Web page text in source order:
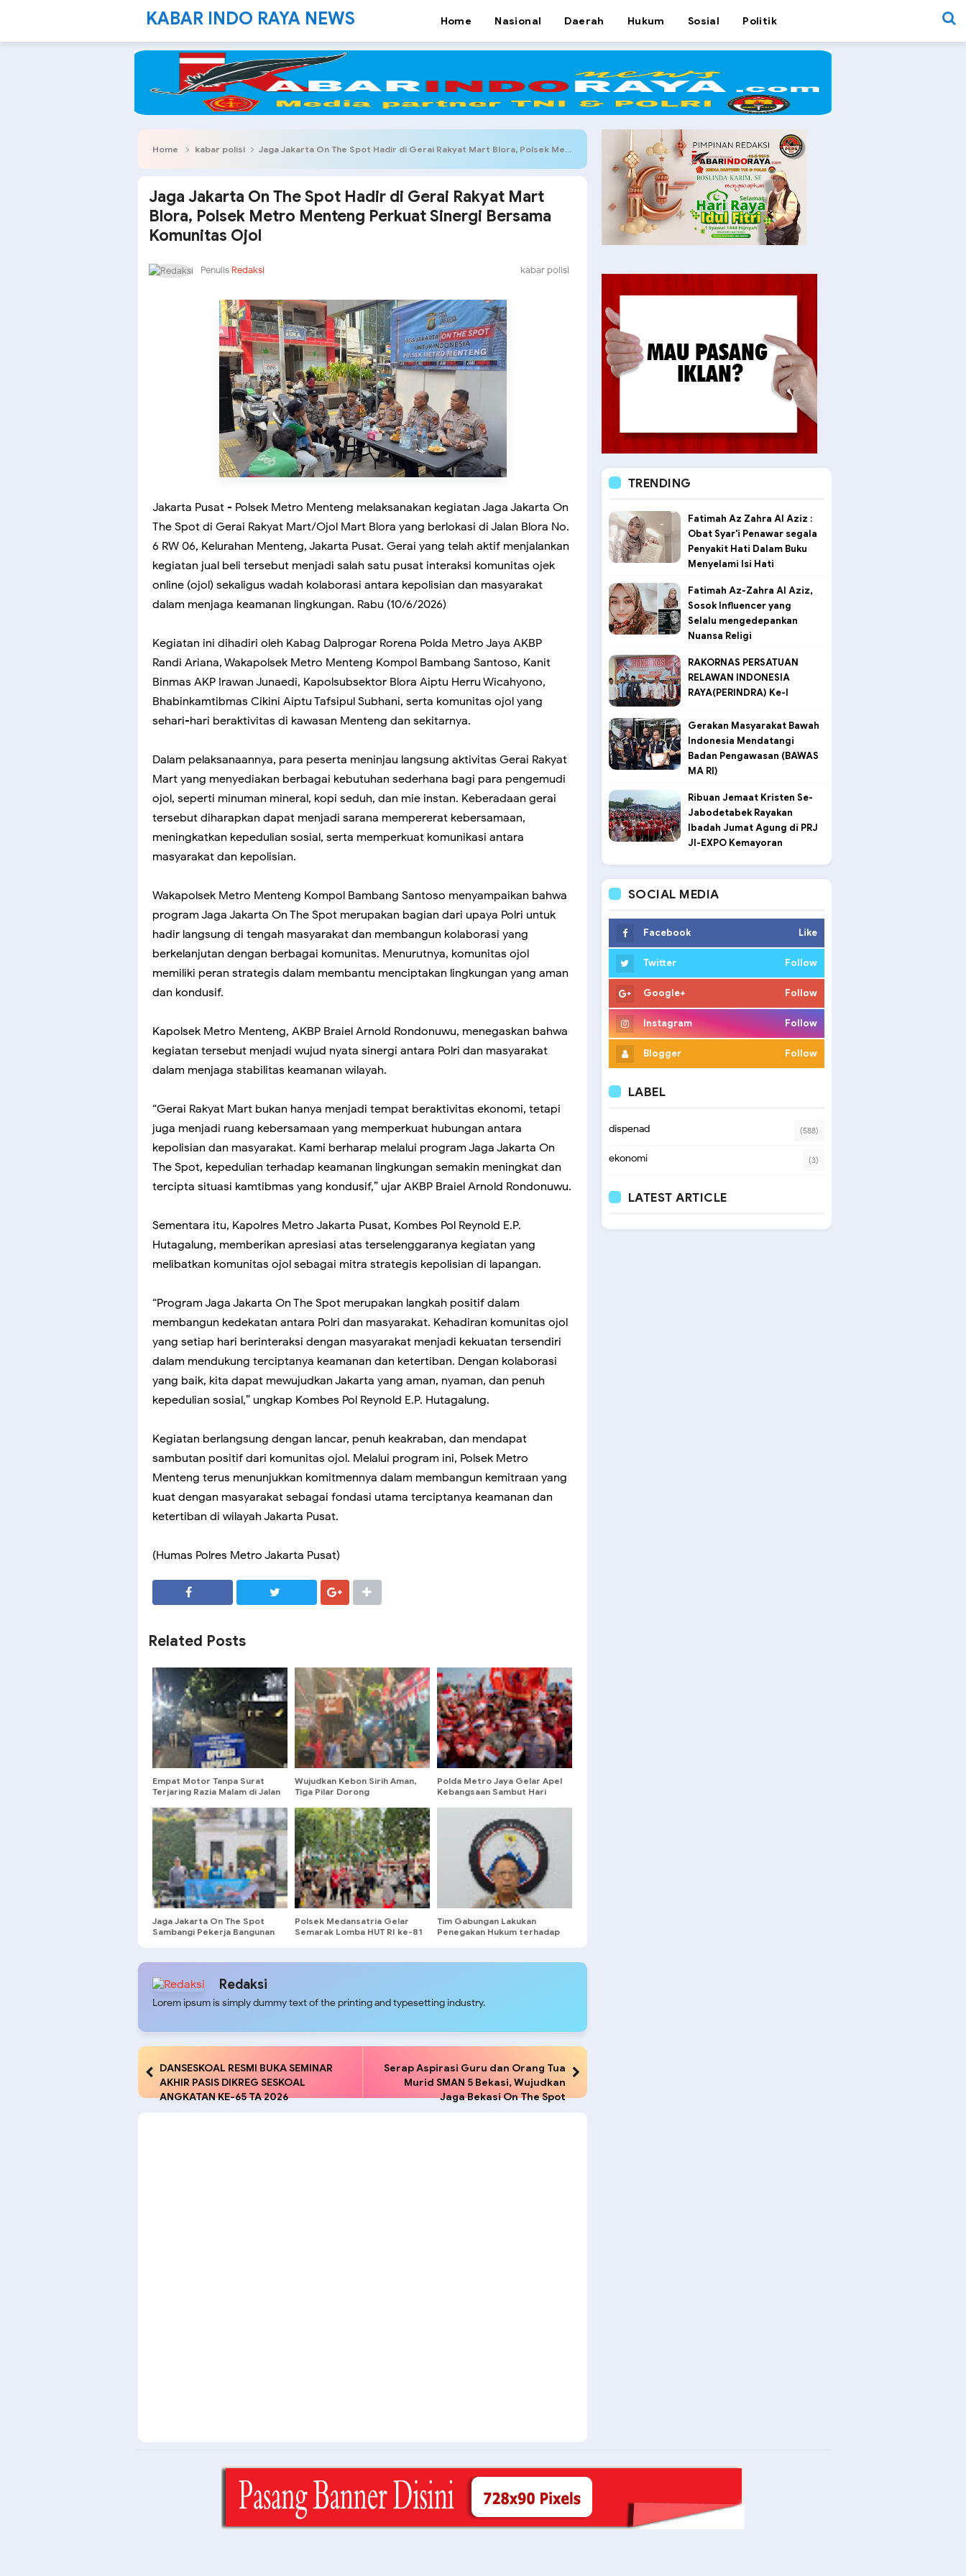
KABAR INDO RAYA NEWS Home Nasional Daerah Hukum Sosial Politik
Home kabar polisi Jaga Jakarta On The Spot Hadir di Gerai Rakyat Mart Blora, Polsek Metro Menteng Perkuat Sinergi Bersama Komunitas Ojol
Jaga Jakarta On The Spot Hadir di Gerai Rakyat Mart
Blora, Polsek Metro Menteng Perkuat Sinergi Bersama
Komunitas Ojol
Penulis Redaksi kabar polisi
Jakarta Pusat - Polsek Metro Menteng melaksanakan kegiatan Jaga Jakarta On
The Spot di Gerai Rakyat Mart/Ojol Mart Blora yang berlokasi di Jalan Blora No.
6 RW 06, Kelurahan Menteng, Jakarta Pusat. Gerai yang telah aktif menjalankan
kegiatan jual beli tersebut menjadi salah satu pusat interaksi komunitas ojek
online (ojol) sekaligus wadah kolaborasi antara kepolisian dan masyarakat
dalam menjaga keamanan lingkungan. Rabu (10/6/2026)
Kegiatan ini dihadiri oleh Kabag Dalprogar Rorena Polda Metro Jaya AKBP
Randi Ariana, Wakapolsek Metro Menteng Kompol Bambang Santoso, Kanit
Binmas AKP Irawan Junaedi, Kapolsubsektor Blora Aiptu Herru Wicahyono,
Bhabinkamtibmas Cikini Aiptu Tafsipul Subhani, serta komunitas ojol yang
sehari-hari beraktivitas di kawasan Menteng dan sekitarnya.
Dalam pelaksanaannya, para peserta meninjau langsung aktivitas Gerai Rakyat
Mart yang menyediakan berbagai kebutuhan sederhana bagi para pengemudi
ojol, seperti minuman mineral, kopi seduh, dan mie instan. Keberadaan gerai
tersebut diharapkan dapat menjadi sarana mempererat kebersamaan,
meningkatkan kepedulian sosial, serta memperkuat komunikasi antara
masyarakat dan kepolisian.
Wakapolsek Metro Menteng Kompol Bambang Santoso menyampaikan bahwa
program Jaga Jakarta On The Spot merupakan bagian dari upaya Polri untuk
hadir langsung di tengah masyarakat dan membangun kolaborasi yang
berkelanjutan dengan berbagai komunitas. Menurutnya, komunitas ojol
memiliki peran strategis dalam membantu menciptakan lingkungan yang aman
dan kondusif.
Kapolsek Metro Menteng, AKBP Braiel Arnold Rondonuwu, menegaskan bahwa
kegiatan tersebut menjadi wujud nyata sinergi antara Polri dan masyarakat
dalam menjaga stabilitas keamanan wilayah.
“Gerai Rakyat Mart bukan hanya menjadi tempat beraktivitas ekonomi, tetapi
juga menjadi ruang kebersamaan yang memperkuat hubungan antara
kepolisian dan masyarakat. Kami berharap melalui program Jaga Jakarta On
The Spot, kepedulian terhadap keamanan lingkungan semakin meningkat dan
tercipta situasi kamtibmas yang kondusif,” ujar AKBP Braiel Arnold Rondonuwu.
Sementara itu, Kapolres Metro Jakarta Pusat, Kombes Pol Reynold E.P.
Hutagalung, memberikan apresiasi atas terselenggaranya kegiatan yang
melibatkan komunitas ojol sebagai mitra strategis kepolisian di lapangan.
“Program Jaga Jakarta On The Spot merupakan langkah positif dalam
membangun kedekatan antara Polri dan masyarakat. Kehadiran komunitas ojol
yang setiap hari berinteraksi dengan masyarakat menjadi kekuatan tersendiri
dalam mendukung terciptanya keamanan dan ketertiban. Dengan kolaborasi
yang baik, kita dapat mewujudkan Jakarta yang aman, nyaman, dan penuh
kepedulian sosial,” ungkap Kombes Pol Reynold E.P. Hutagalung.
Kegiatan berlangsung dengan lancar, penuh keakraban, dan mendapat
sambutan positif dari komunitas ojol. Melalui program ini, Polsek Metro
Menteng terus menunjukkan komitmennya dalam membangun kemitraan yang
kuat dengan masyarakat sebagai fondasi utama terciptanya keamanan dan
ketertiban di wilayah Jakarta Pusat.
(Humas Polres Metro Jakarta Pusat)
Related Posts
Empat Motor Tanpa Surat
Terjaring Razia Malam di Jalan
Wujudkan Kebon Sirih Aman,
Tiga Pilar Dorong
Polda Metro Jaya Gelar Apel
Kebangsaan Sambut Hari
Jaga Jakarta On The Spot
Sambangi Pekerja Bangunan
Polsek Medansatria Gelar
Semarak Lomba HUT RI ke-81
Tim Gabungan Lakukan
Penegakan Hukum terhadap
Redaksi
Lorem ipsum is simply dummy text of the printing and typesetting industry.
DANSESKOAL RESMI BUKA SEMINAR
AKHIR PASIS DIKREG SESKOAL
ANGKATAN KE-65 TA 2026
Serap Aspirasi Guru dan Orang Tua
Murid SMAN 5 Bekasi, Wujudkan
Jaga Bekasi On The Spot
TRENDING
Fatimah Az Zahra Al Aziz :
Obat Syar'i Penawar segala
Penyakit Hati Dalam Buku
Menyelami Isi Hati
Fatimah Az-Zahra Al Aziz,
Sosok Influencer yang
Selalu mengedepankan
Nuansa Religi
RAKORNAS PERSATUAN
RELAWAN INDONESIA
RAYA(PERINDRA) Ke-I
Gerakan Masyarakat Bawah
Indonesia Mendatangi
Badan Pengawasan (BAWAS
MA RI)
Ribuan Jemaat Kristen Se-
Jabodetabek Rayakan
Ibadah Jumat Agung di PRJ
JI-EXPO Kemayoran
SOCIAL MEDIA
Facebook Like
Twitter Follow
Google+ Follow
Instagram Follow
Blogger Follow
LABEL
dispenad (588)
ekonomi (3)
LATEST ARTICLE